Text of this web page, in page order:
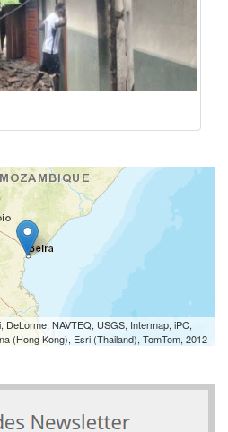
NAVTEQ, USGS, Intermap, iPC,
(Hong Kong), Esri (Thailand), TomTom, 2012